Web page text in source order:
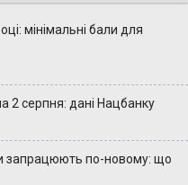
мінімальні бали для
2 серпня: дані Нацбанку
запрацюють по-новому: що